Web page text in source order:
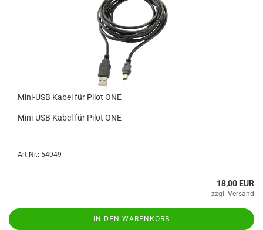
Mini-USB Kabel für Pilot ONE
Mini-USB Kabel für Pilot ONE
Art.Nr.: 54949
18,00 EUR
zzgl. Versand
IN DEN WARENKORB